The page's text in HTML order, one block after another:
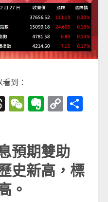
到：
Threads
WeChat
Evernote
Copy
預期雙助
史新高，標
。